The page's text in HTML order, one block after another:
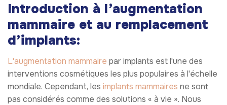
Introduction à l’augmentation
mammaire et au remplacement
d’implants:
L'augmentation mammaire par implants est l'une des
interventions cosmétiques les plus populaires à l'échelle
mondiale. Cependant, les implants mammaires ne sont
pas considérés comme des solutions « à vie ». Nous